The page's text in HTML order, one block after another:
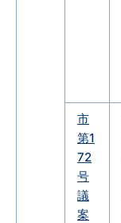
市
第1
72
号
議
案